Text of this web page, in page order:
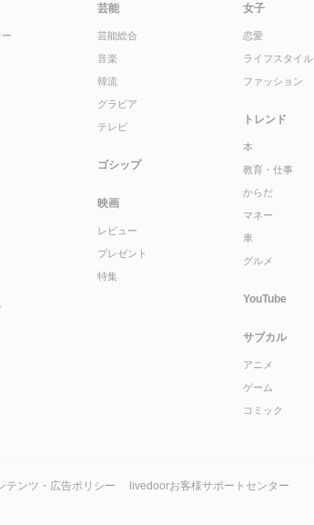
芸能
芸能総合
音楽
韓流
グラビア
テレビ
ゴシップ
映画
レビュー
プレゼント
特集
女子
恋愛
ライフスタイル
ファッション
トレンド
本
教育・仕事
からだ
マネー
車
グルメ
YouTube
サブカル
アニメ
ゲーム
コミック
テンツ・広告ポリシー livedoorお客様サポートセンター